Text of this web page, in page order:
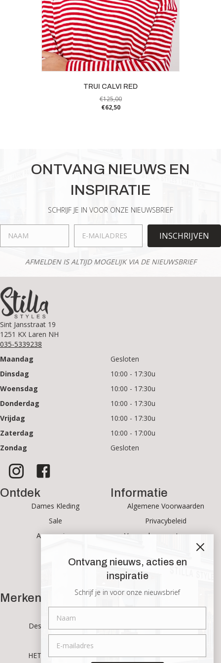
TRUI CALVI RED
€125,00
€62,50
Deze
kan
gekozen
worden
de
productpagina
ONTVANG NIEUWS EN
INSPIRATIE
SCHRIJF JE IN VOOR ONZE NIEUWSBRIEF
INSCHRIJVEN
AFMELDEN IS ALTIJD MOGELIJK VIA DE NIEUWSBRIEF
Sint Jansstraat 19
1251 KX Laren NH
035-5339238
Maandag
Gesloten
Dinsdag
10:00 - 17:30u
Woensdag
10:00 - 17:30u
Donderdag
10:00 - 17:30u
Vrijdag
10:00 - 17:30u
Zaterdag
10:00 - 17:00u
Zondag
Gesloten
Ontdek
Dames Kleding
Sale
Accessoires
Broeken
Merken
Des Petits Hauts
HET! Amsterdam
Informatie
Algemene Voorwaarden
Privacybeleid
Verzenden en retourneren
Laren (NH)
Account
Ontvang nieuws, acties en
inspiratie
Schrijf je in voor onze nieuwsbrief